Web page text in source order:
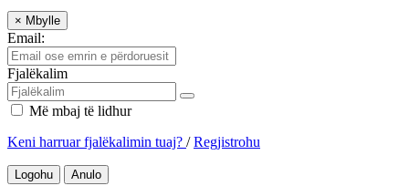
× Mbylle
Email:
Fjalëkalim
Më mbaj të lidhur
Keni harruar fjalëkalimin tuaj? /Regjistrohu
Logohu Anulo